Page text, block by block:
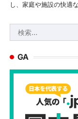
し、家庭や施設の快適
索:
GA